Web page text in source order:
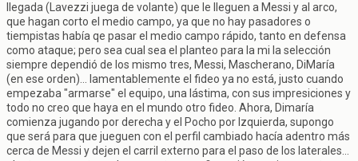
llegada (Lavezzi juega de volante) que le lleguen a Messi y al arco,
que hagan corto el medio campo, ya que no hay pasadores o
tiempistas había qe pasar el medio campo rápido, tanto en defensa
como ataque; pero sea cual sea el planteo para la mi la selección
siempre dependió de los mismo tres, Messi, Mascherano, DiMaría
(en ese orden)... lamentablemente el fideo ya no está, justo cuando
empezaba "armarse" el equipo, una lástima, con sus impresiciones y
todo no creo que haya en el mundo otro fideo. Ahora, Dimaría
comienza jugando por derecha y el Pocho por Izquierda, supongo
que será para que jueguen con el perfil cambiado hacía adentro más
cerca de Messi y dejen el carril externo para el paso de los laterales...